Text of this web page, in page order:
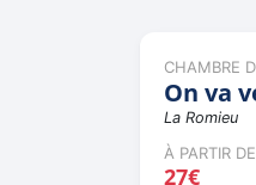
CHAMBRE
On va
La Romieu
À PARTIR DE
27€